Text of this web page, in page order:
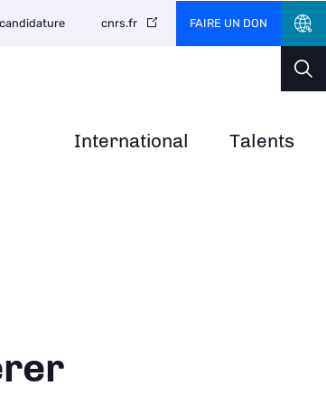
International Talents
cnrs.fr FAIRE UN DON